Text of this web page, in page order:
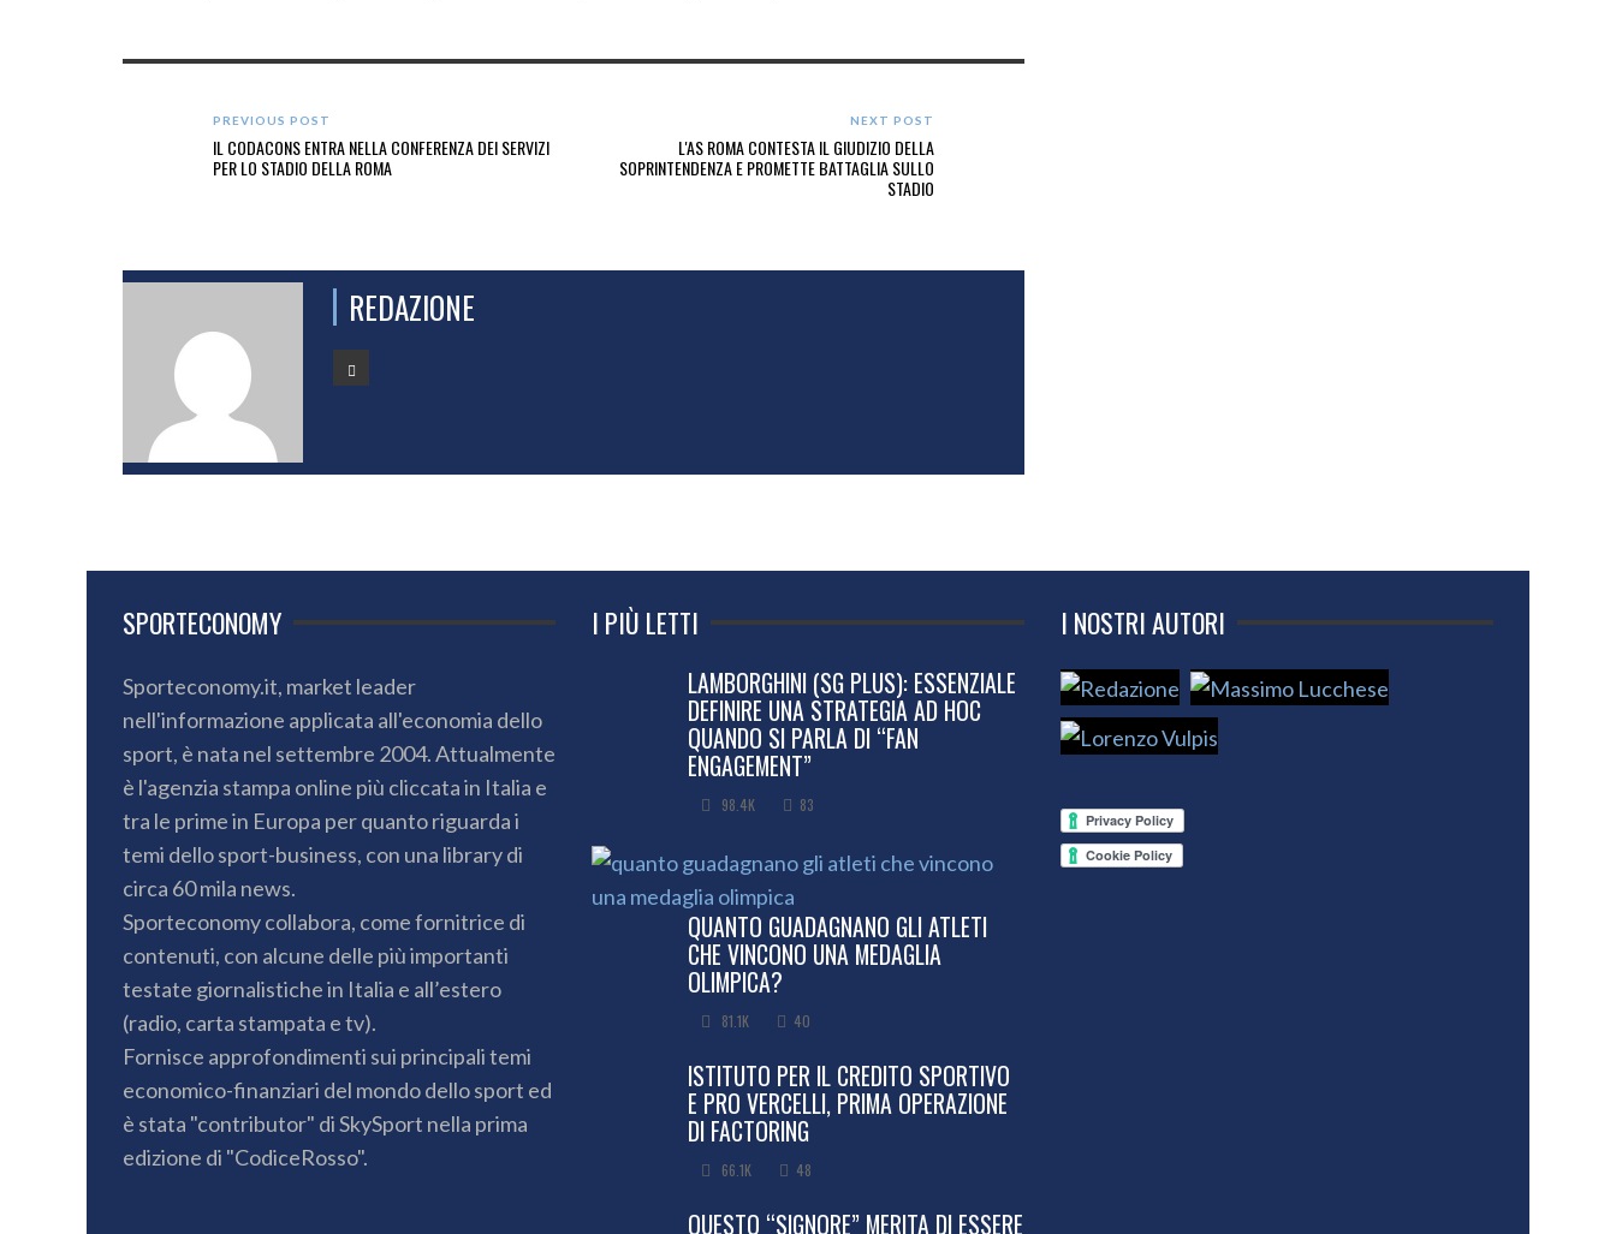
PREVIOUS POST
IL CODACONS ENTRA NELLA CONFERENZA DEI SERVIZI
PER LO STADIO DELLA ROMA
NEXT POST
L'AS ROMA CONTESTA IL GIUDIZIO DELLA
SOPRINTENDENZA E PROMETTE BATTAGLIA SULLO
STADIO
REDAZIONE
SPORTECONOMY
Sporteconomy.it, market leader
nell'informazione applicata all'economia dello
sport, è nata nel settembre 2004. Attualmente
è l'agenzia stampa online più cliccata in Italia e
tra le prime in Europa per quanto riguarda i
temi dello sport-business, con una library di
circa 60 mila news.
Sporteconomy collabora, come fornitrice di
contenuti, con alcune delle più importanti
testate giornalistiche in Italia e all’estero
(radio, carta stampata e tv).
Fornisce approfondimenti sui principali temi
economico-finanziari del mondo dello sport ed
è stata "contributor" di SkySport nella prima
edizione di "CodiceRosso".
I PIÙ LETTI
LAMBORGHINI (SG PLUS): ESSENZIALE
DEFINIRE UNA STRATEGIA AD HOC
QUANDO SI PARLA DI “FAN
ENGAGEMENT”
98.4K 83
QUANTO GUADAGNANO GLI ATLETI
CHE VINCONO UNA MEDAGLIA
OLIMPICA?
81.1K 40
ISTITUTO PER IL CREDITO SPORTIVO
E PRO VERCELLI, PRIMA OPERAZIONE
DI FACTORING
66.1K 48
QUESTO “SIGNORE” MERITA DI ESSERE
I NOSTRI AUTORI